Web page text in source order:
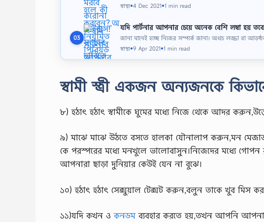
স্বাস্থ্য●4 Dec 2021●1 min read
03
যদি পার্টনার আপনার চেয়ে অনেক বেশি লম্বা হয়
জানা মানেই হচ্ছে নিজের সম্পর্কে জানা। অথচ লজ্জা বা
স্বাস্থ্য●9 Apr 2021●1 min read
স্বামী স্ত্রী একজন অন্যজনকে
৮) হঠাৎ হঠাৎ স্বামীকে ঘুমের মধ্যে নিজে থেকে আদর
৯) মাঝে মাঝে উঠতে বসতে হালকা যৌনালাপ করুন,মন
কে পরস্পরের মধ্যে মনখুলে ভালোবাসুন।নিজেদের মধ্যে
আপনারা ছাড়া দুনিয়ার কেউই যেন না বুঝে।
১০) হঠাৎ হঠাৎ সেক্সুয়াল টেক্সট করুন,বলুন তাকে খুব মিস
১১)যদি কখন ওকনডমব্যবহার করতে হয়,তখন আপনি আপনার